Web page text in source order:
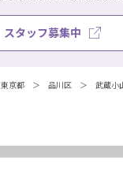
スタッフ募集中
東京都 品川区 武蔵小